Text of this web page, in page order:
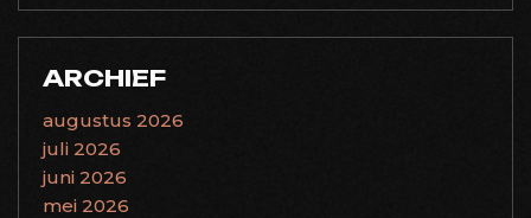
ARCHIEF
augustus 2026
juli 2026
juni 2026
mei 2026